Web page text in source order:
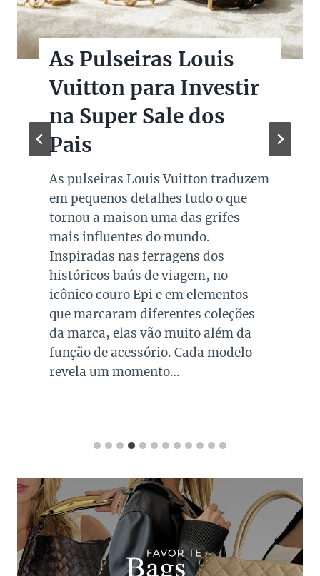
As Pulseiras Louis
Vuitton para Investir
na Super Sale dos
Pais
As pulseiras Louis Vuitton traduzem
em pequenos detalhes tudo o que
tornou a maison uma das grifes
mais influentes do mundo.
Inspiradas nas ferragens dos
históricos baús de viagem, no
icônico couro Epi e em elementos
que marcaram diferentes coleções
da marca, elas vão muito além da
função de acessório. Cada modelo
revela um momento…